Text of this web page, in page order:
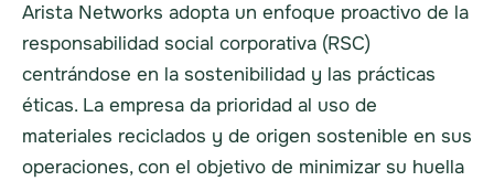
Arista Networks adopta un enfoque proactivo de la
responsabilidad social corporativa (RSC)
centrándose en la sostenibilidad y las prácticas
éticas. La empresa da prioridad al uso de
materiales reciclados y de origen sostenible en sus
operaciones, con el objetivo de minimizar su huella